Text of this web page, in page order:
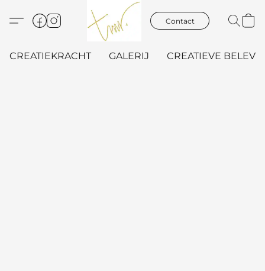
Contact
CREATIEKRACHT GALERIJ CREATIEVE